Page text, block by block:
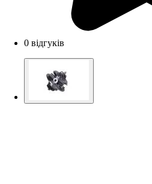
0 відгуків